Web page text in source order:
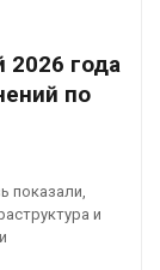
года
по
показали,
и